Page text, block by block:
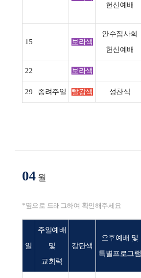
헌신예배
15 보라색
안수집사회
헌신예배
22 보라색
29 종려주일 빨강색 성찬식
04 월
*옆으로 드래그하여 확인해주세요
일
주일예배
및
교회력
강단색
오후예배 및
특별프로그램